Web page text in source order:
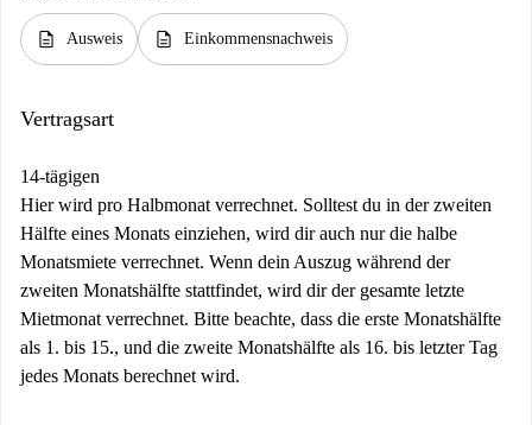
description Ausweis description Einkommensnachweis
Vertragsart
14-tägigen
Hier wird pro Halbmonat verrechnet. Solltest du in der zweiten
Hälfte eines Monats einziehen, wird dir auch nur die halbe
Monatsmiete verrechnet. Wenn dein Auszug während der
zweiten Monatshälfte stattfindet, wird dir der gesamte letzte
Mietmonat verrechnet. Bitte beachte, dass die erste Monatshälfte
als 1. bis 15., und die zweite Monatshälfte als 16. bis letzter Tag
jedes Monats berechnet wird.